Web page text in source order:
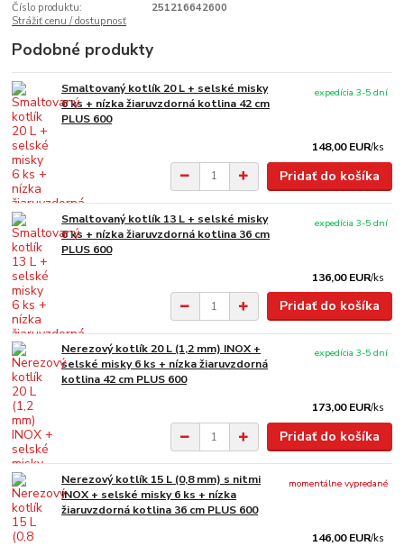
Číslo produktu:
251216642600
Strážiť cenu / dostupnosť
Podobné produkty
Smaltovaný kotlík 20 L + selské misky
6 ks + nízka žiaruvzdorná kotlina 42 cm
PLUS 600
148,00 EUR/ks
expedícia 3-5 dní
Pridať do košíka
Smaltovaný kotlík 13 L + selské misky
6 ks + nízka žiaruvzdorná kotlina 36 cm
PLUS 600
136,00 EUR/ks
expedícia 3-5 dní
Pridať do košíka
Nerezový kotlík 20 L (1,2 mm) INOX +
selské misky 6 ks + nízka žiaruvzdorná
kotlina 42 cm PLUS 600
173,00 EUR/ks
expedícia 3-5 dní
Pridať do košíka
Nerezový kotlík 15 L (0,8 mm) s nitmi
INOX + selské misky 6 ks + nízka
žiaruvzdorná kotlina 36 cm PLUS 600
146,00 EUR/ks
momentálne vypredané